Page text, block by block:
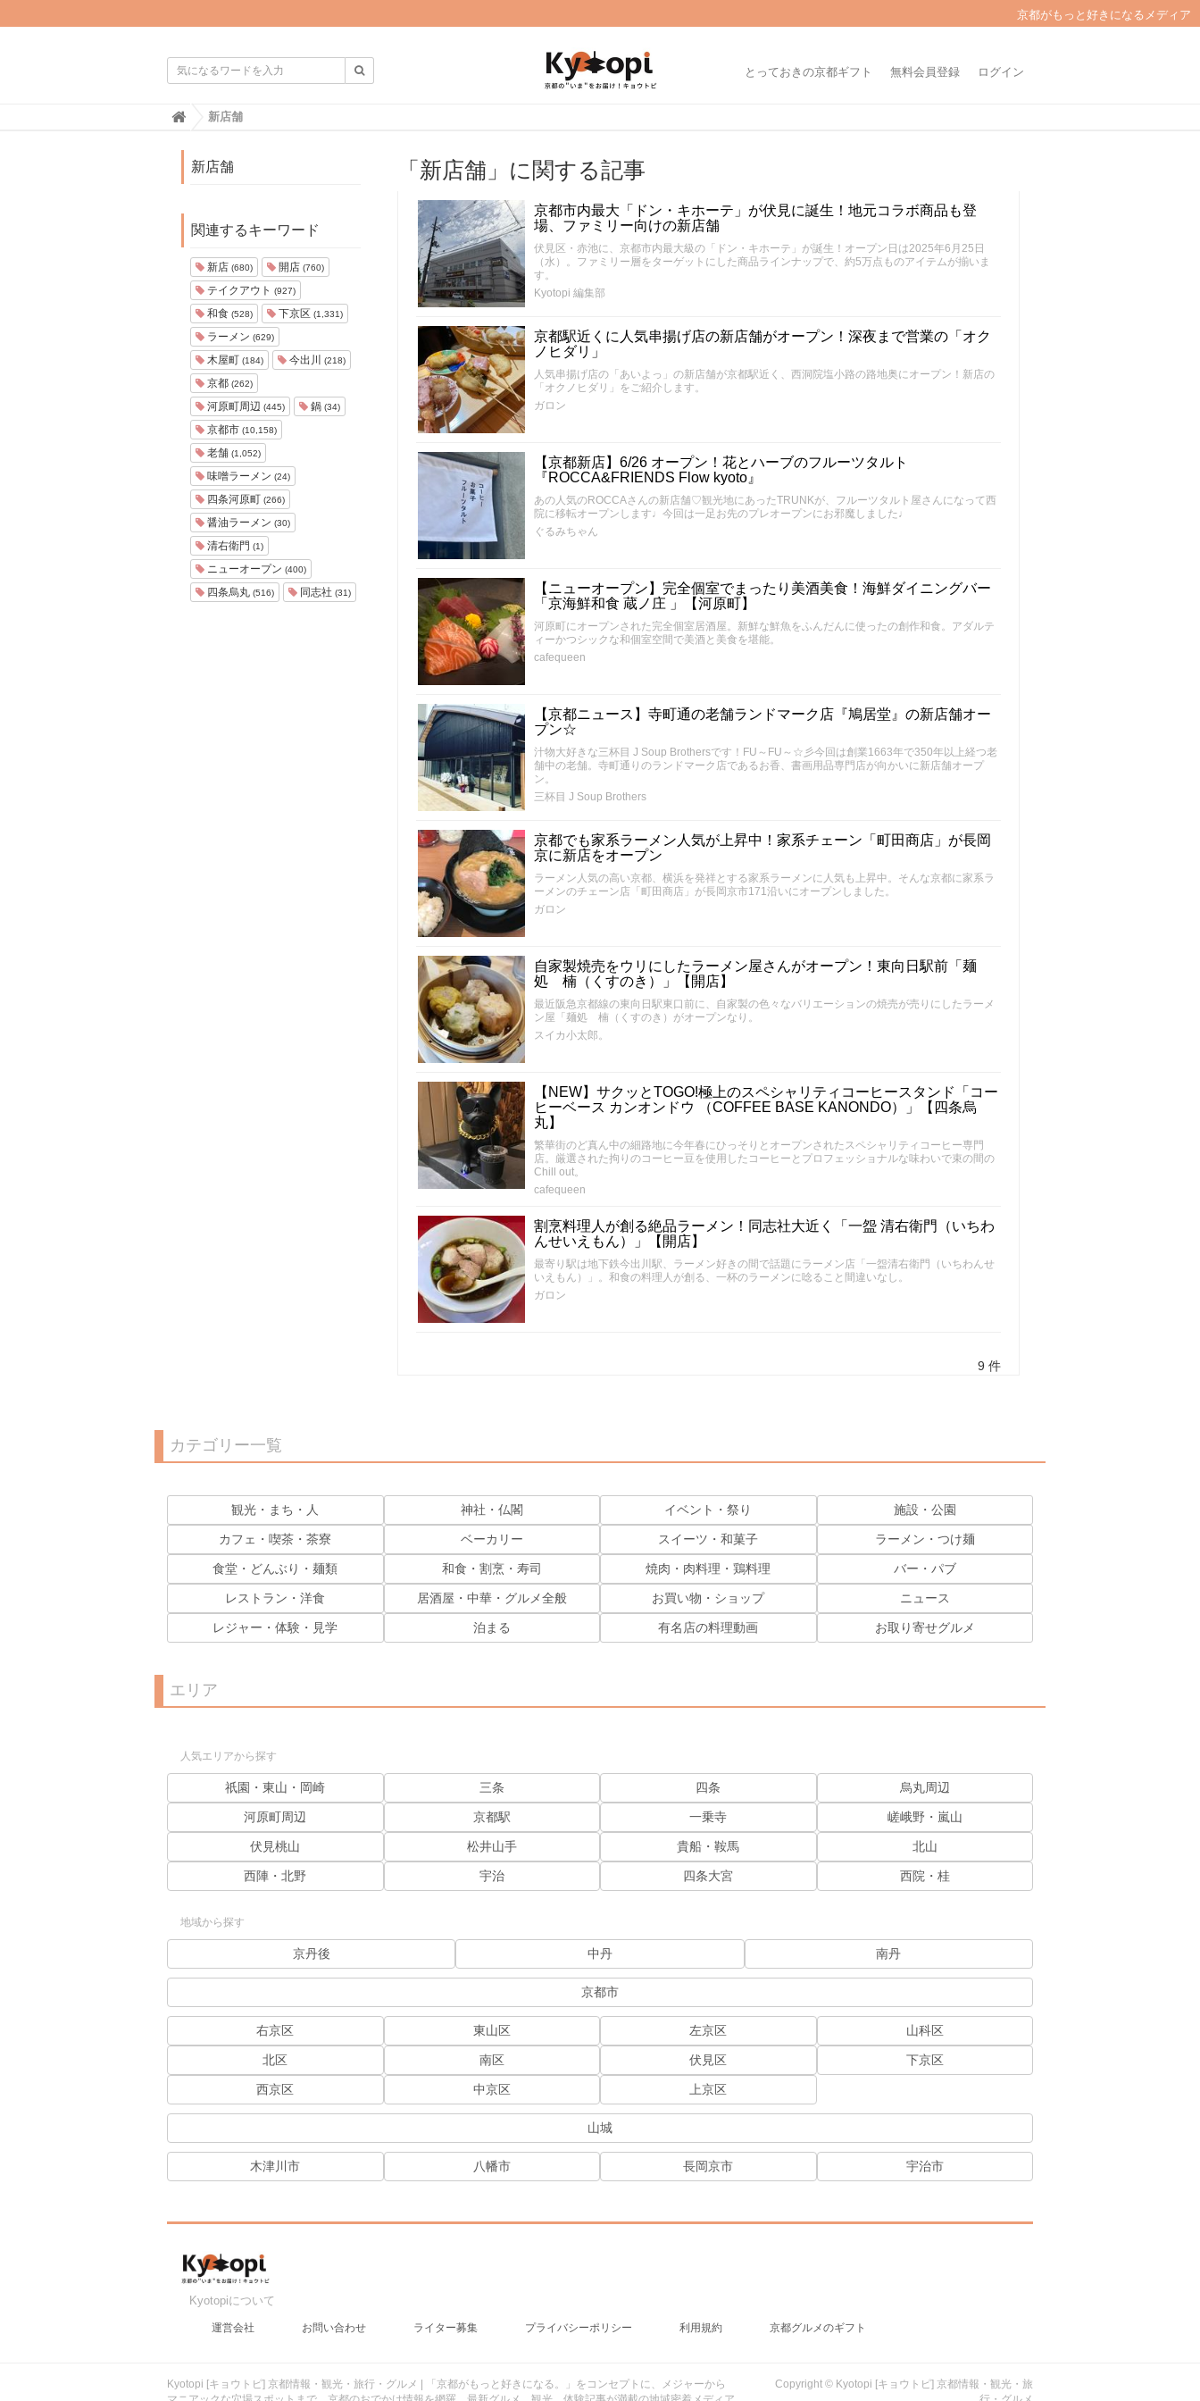
京都がもっと好きになるメディア
とっておきの京都ギフト 無料会員登録 ログイン
H
新店舗
新店舗
関連するキーワード
新店 (680) 開店 (760)
テイクアウト (927)
和食 (528) 下京区 (1,331)
ラーメン (629)
木屋町 (184) 今出川 (218)
京都 (262)
河原町周辺 (445) 鍋 (34)
京都市 (10,158)
老舗 (1,052)
味噌ラーメン (24)
四条河原町 (266)
醤油ラーメン (30)
清右衛門 (1)
ニューオープン (400)
四条烏丸 (516) 同志社 (31)
「新店舗」に関する記事
京都市内最大「ドン・キホーテ」が伏見に誕生！地元コラボ商品も登
場、ファミリー向けの新店舗
伏見区・赤池に、京都市内最大級の「ドン・キホーテ」が誕生！オープン日は2025年6月25日
（水）。ファミリー層をターゲットにした商品ラインナップで、約5万点ものアイテムが揃いま
す。
Kyotopi 編集部
京都駅近くに人気串揚げ店の新店舗がオープン！深夜まで営業の「オク
ノヒダリ」
人気串揚げ店の「あいよっ」の新店舗が京都駅近く、西洞院塩小路の路地奥にオープン！新店の
「オクノヒダリ」をご紹介します。
ガロン
【京都新店】6/26 オープン！花とハーブのフルーツタルト
『ROCCA&FRIENDS Flow kyoto』
あの人気のROCCAさんの新店舗♡観光地にあったTRUNKが、フルーツタルト屋さんになって西
院に移転オープンします♩今回は一足お先のプレオープンにお邪魔しました♩
ぐるみちゃん
【ニューオープン】完全個室でまったり美酒美食！海鮮ダイニングバー
「京海鮮和食 蔵ノ庄 」【河原町】
河原町にオープンされた完全個室居酒屋。新鮮な鮮魚をふんだんに使ったの創作和食。アダルテ
ィーかつシックな和個室空間で美酒と美食を堪能。
cafequeen
【京都ニュース】寺町通の老舗ランドマーク店『鳩居堂』の新店舗オー
プン☆
汁物大好きな三杯目 J Soup Brothersです！FU～FU～☆彡今回は創業1663年で350年以上経つ老
舗中の老舗。寺町通りのランドマーク店であるお香、書画用品専門店が向かいに新店舗オープ
ン。
三杯目 J Soup Brothers
京都でも家系ラーメン人気が上昇中！家系チェーン「町田商店」が長岡
京に新店をオープン
ラーメン人気の高い京都、横浜を発祥とする家系ラーメンに人気も上昇中。そんな京都に家系ラ
ーメンのチェーン店「町田商店」が長岡京市171沿いにオープンしました。
ガロン
自家製焼売をウリにしたラーメン屋さんがオープン！東向日駅前「麺
処 楠（くすのき）」【開店】
最近阪急京都線の東向日駅東口前に、自家製の色々なバリエーションの焼売が売りにしたラーメ
ン屋「麺処 楠（くすのき）がオープンなり。
スイカ小太郎。
【NEW】サクッとTOGO!極上のスペシャリティコーヒースタンド「コー
ヒーベース カンオンドウ （COFFEE BASE KANONDO）」【四条烏
丸】
繁華街のど真ん中の細路地に今年春にひっそりとオープンされたスペシャリティコーヒー専門
店。厳選された拘りのコーヒー豆を使用したコーヒーとプロフェッショナルな味わいで束の間の
Chill out。
cafequeen
割烹料理人が創る絶品ラーメン！同志社大近く「一盌 清右衛門（いちわ
んせいえもん）」【開店】
最寄り駅は地下鉄今出川駅、ラーメン好きの間で話題にラーメン店「一盌清右衛門（いちわんせ
いえもん）」。和食の料理人が創る、一杯のラーメンに唸ること間違いなし。
ガロン
9 件
カテゴリー一覧
観光・まち・人 神社・仏閣 イベント・祭り 施設・公園
カフェ・喫茶・茶寮 ベーカリー スイーツ・和菓子 ラーメン・つけ麺
食堂・どんぶり・麺類 和食・割烹・寿司 焼肉・肉料理・鶏料理 バー・パブ
レストラン・洋食 居酒屋・中華・グルメ全般 お買い物・ショップ ニュース
レジャー・体験・見学 泊まる 有名店の料理動画 お取り寄せグルメ
エリア
人気エリアから探す
祇園・東山・岡崎 三条 四条 烏丸周辺
河原町周辺 京都駅 一乗寺 嵯峨野・嵐山
伏見桃山 松井山手 貴船・鞍馬 北山
西陣・北野 宇治 四条大宮 西院・桂
地域から探す
京丹後 中丹 南丹
京都市
右京区 東山区 左京区 山科区
北区 南区 伏見区 下京区
西京区 中京区 上京区
山城
木津川市 八幡市 長岡京市 宇治市
Kyotopiについて
運営会社 お問い合わせ ライター募集 プライバシーポリシー 利用規約 京都グルメのギフト
Kyotopi [キョウトピ] 京都情報・観光・旅行・グルメ | 「京都がもっと好きになる。」をコンセプトに、メジャーから
Copyright © Kyotopi [キョウトピ] 京都情報・観光・旅